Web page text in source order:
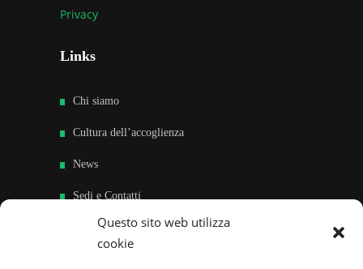
Questo sito web utilizza
cookie
Privacy
Links
Chi siamo
Cultura dell’accoglienza
News
Sedi e Contatti
Sostieni